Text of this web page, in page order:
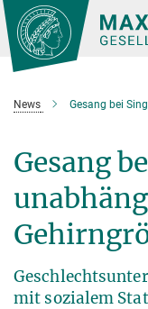
Hauptinhalt
News Gesang bei
Gesang
mit sozialem